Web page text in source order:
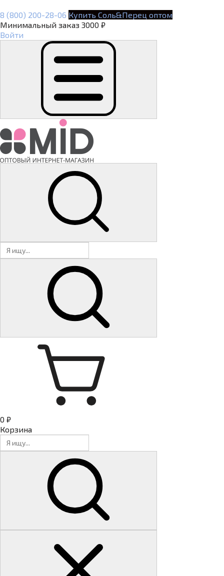
8 (800) 200-28-06 Купить Соль&Перец оптом
Минимальный заказ 3000 ₽
Войти
0 ₽
Корзина